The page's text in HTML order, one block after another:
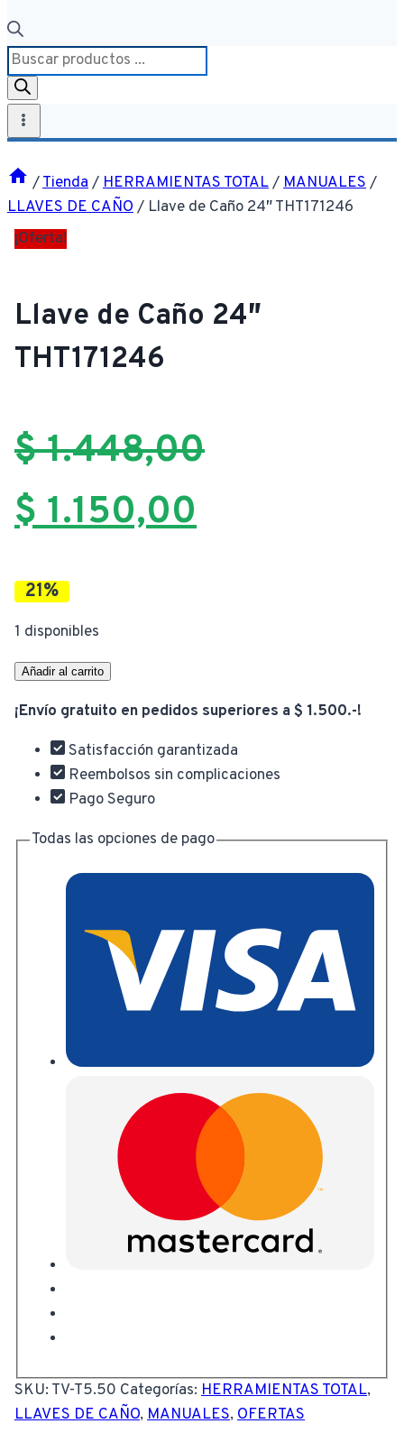
Búsqueda
de
productos
/Tienda/HERRAMIENTAS TOTAL/MANUALES/
LLAVES DE CAÑO/ Llave de Caño 24″ THT171246
¡Oferta!
Llave de Caño 24″
THT171246
$1.448,00
El
precio
original
era:
$ 1.448,00.
$1.150,00
es:
$ 1.150,00.
21%
1 disponibles
Llave
Caño
24"
THT171246
cantidad
Añadir al carrito
¡Envío gratuito en pedidos superiores a $ 1.500.-!
Satisfacción garantizada
Reembolsos sin complicaciones
Pago Seguro
Todas las opciones de pago
SKU: TV-T5.50 Categorías: HERRAMIENTAS TOTAL,
LLAVES DE CAÑO, MANUALES, OFERTAS